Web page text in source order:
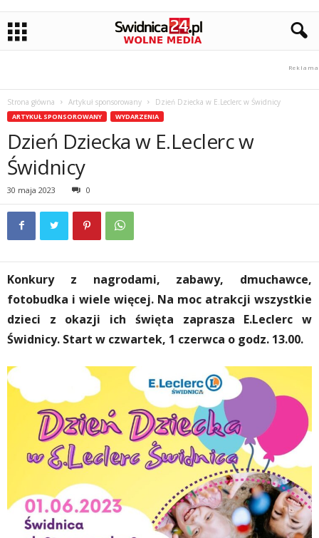
Strona główna Artykuł sponsorowany Dzień Dziecka w E.Leclerc w Świdnicy
ARTYKUŁ SPONSOROWANY WYDARZENIA
Dzień Dziecka w E.Leclerc w
Świdnicy
30 maja 2023 0
Konkury z nagrodami, zabawy, dmuchawce,
fotobudka i wiele więcej. Na moc atrakcji wszystkie
dzieci z okazji ich święta zaprasza E.Leclerc w
Świdnicy. Start w czwartek, 1 czerwca o godz. 13.00.